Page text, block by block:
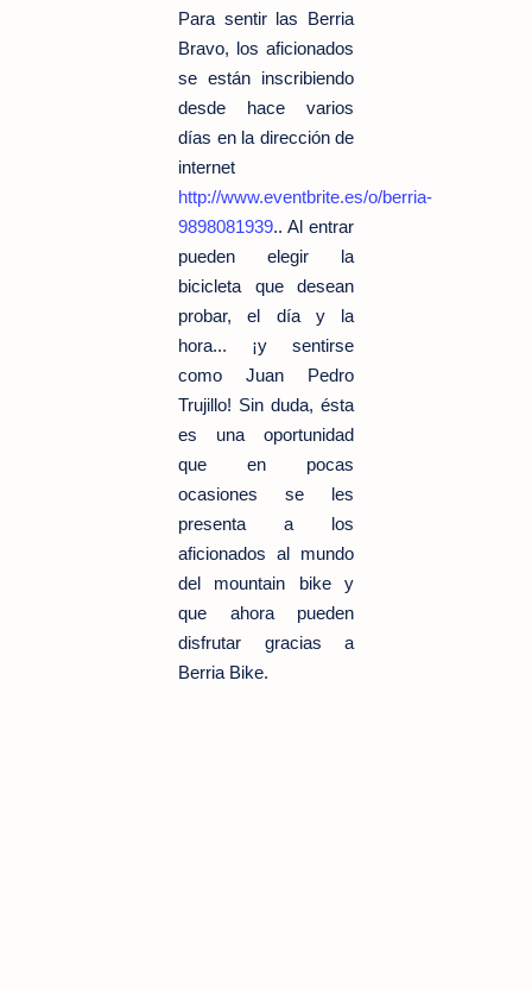
Para sentir las Berria
Bravo, los aficionados
se están inscribiendo
desde hace varios
días en la dirección de
internet
http://www.eventbrite.es/o/berria-
9898081939.. Al entrar
pueden elegir la
bicicleta que desean
probar, el día y la
hora... ¡y sentirse
como Juan Pedro
Trujillo! Sin duda, ésta
es una oportunidad
que en pocas
ocasiones se les
presenta a los
aficionados al mundo
del mountain bike y
que ahora pueden
disfrutar gracias a
Berria Bike.